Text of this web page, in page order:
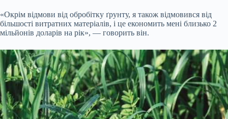
«Окрім відмови від обробітку ґрунту, я також відмовився від
більшості витратних матеріалів, і це економить мені близько 2
мільйонів доларів на рік», — говорить він.